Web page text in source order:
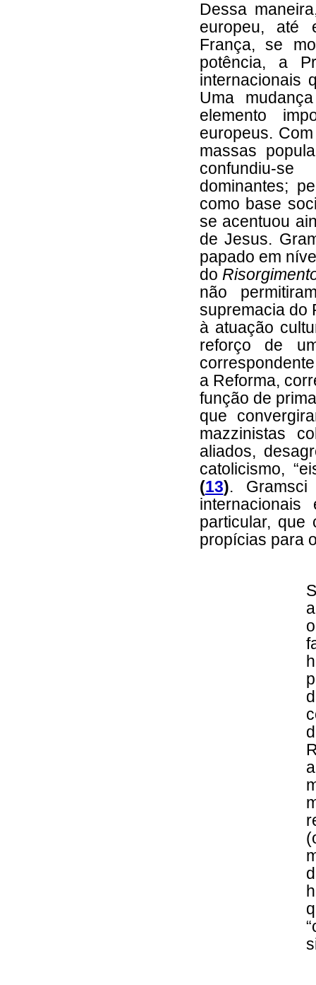
Dessa
europeu, até
França, se
potência, a
internacionais
Uma
elemento
europeus.
massas
confundiu-
dominantes;
como base
se acentuou
de Jesus.
papado em
do
não
supremacia do
à atuação
reforço de
a Reforma,
função de
que
mazzinistas
aliados,
catolicismo,
(13).
particular, que
propícias para